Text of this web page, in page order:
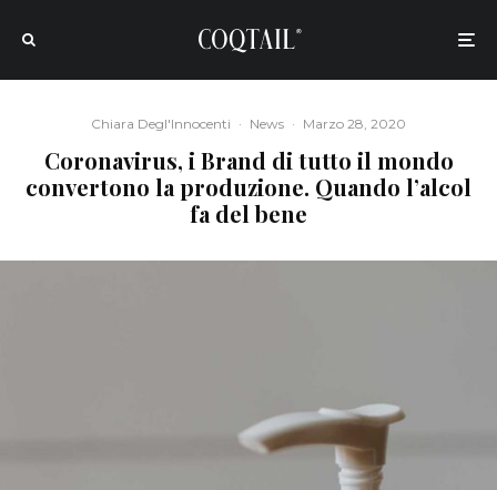
Chiara Degl'Innocenti · News · Marzo 28, 2020
Coronavirus, i Brand di tutto il mondo
convertono la produzione. Quando l’alcol
fa del bene